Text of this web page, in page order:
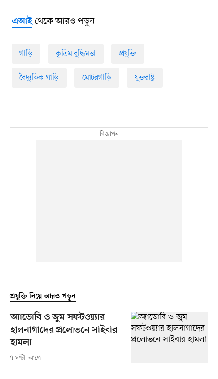
এআইথেকে আরও পড়ুন
গাড়ি কৃত্রিম বুদ্ধিমত্তা প্রযুক্তি
বৈদ্যুতিক গাড়ি মোটরগাড়ি যুক্তরাষ্ট্র
প্রযুক্তি নিয়ে আরও পড়ুন
অ্যাডোবি ও জুম সফটওয়্যার
হালনাগাদের প্রলোভনে সাইবার
হামলা
৭ ঘণ্টা আগে